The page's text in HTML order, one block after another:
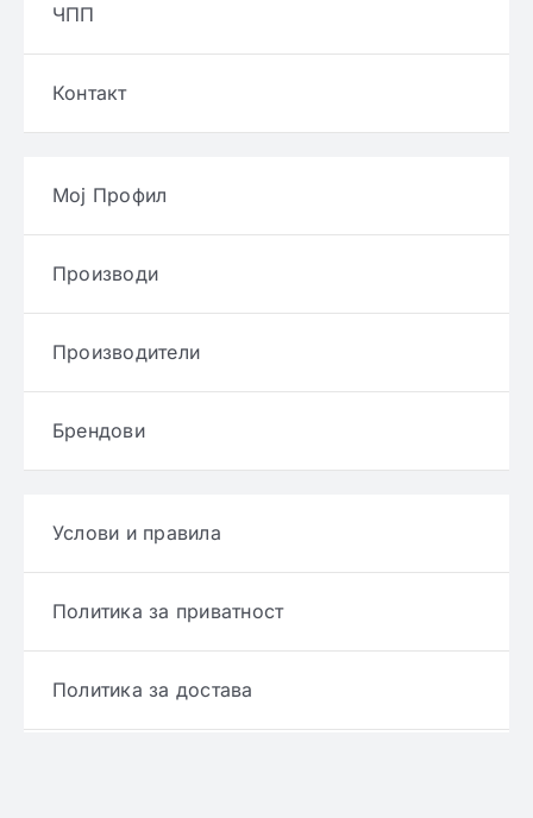
ЧПП
Контакт
Мој Профил
Производи
Производители
Брендови
Услови и правила
Политика за приватност
Политика за достава